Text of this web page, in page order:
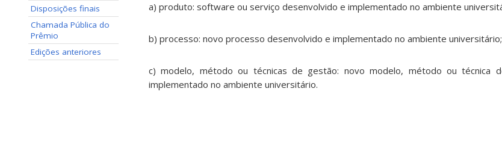
Disposições finais
Chamada Pública do
Prêmio
Edições anteriores
a) produto: software ou serviço desenvolvido e implementado no ambiente
b) processo: novo processo desenvolvido e implementado no ambiente universitário;
c) modelo, método ou técnicas de gestão: novo modelo, método ou técnica
implementado no ambiente universitário.